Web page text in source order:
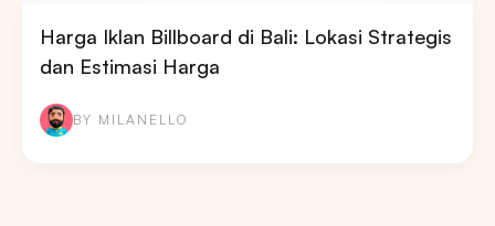
Harga Iklan Billboard di Bali: Lokasi Strategis
dan Estimasi Harga
BY MILANELLO